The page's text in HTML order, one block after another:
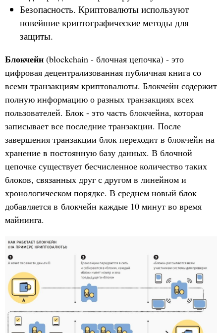
Безопасность. Криптовалюты используют
новейшие криптографические методы для
защиты.
Блокчейн (blockchain - блочная цепочка) - это
цифровая децентрализованная публичная книга со
всеми транзакциям криптовалюты. Блокчейн содержит
полную информацию о разных транзакциях всех
пользователей. Блок - это часть блокчейна, которая
записывает все последние транзакции. После
завершения транзакции блок переходит в блокчейн на
хранение в постоянную базу данных. В блочной
цепочке существует бесчисленное количество таких
блоков, связанных друг с другом в линейном и
хронологическом порядке. В среднем новый блок
добавляется в блокчейн каждые 10 минут во время
майнинга.